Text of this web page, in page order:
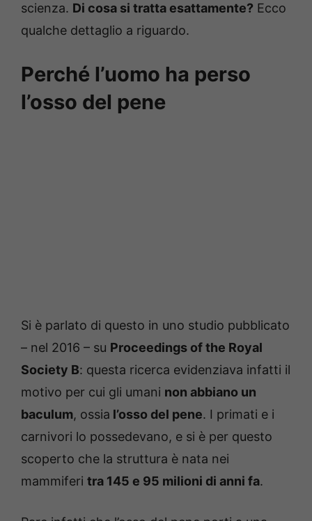
scienza. Di cosa si tratta esattamente? Ecco
qualche dettaglio a riguardo.
Perché l’uomo ha perso
l’osso del pene
Si è parlato di questo in uno studio pubblicato
– nel 2016 – su Proceedings of the Royal
Society B: questa ricerca evidenziava infatti il
motivo per cui gli umani non abbiano un
baculum, ossia l’osso del pene. I primati e i
carnivori lo possedevano, e si è per questo
scoperto che la struttura è nata nei
mammiferi tra 145 e 95 milioni di anni fa.